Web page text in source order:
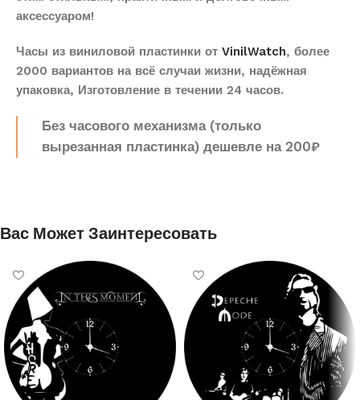
аксессуаром!
Часы из виниловой пластинки от VinilWatch, более
2000 вариантов на всё случаи жизни, надёжная
упаковка, Изготовление в течении 24 часов.
Без часового механизма (только
вырезанная пластинка) дешевле на 200₽
Вас Может Заинтересовать